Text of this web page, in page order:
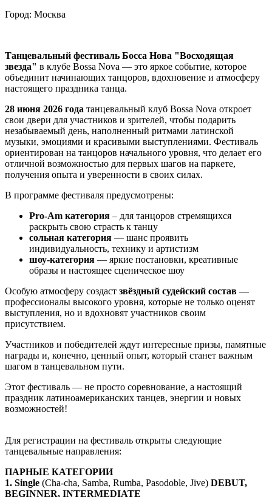
Город: Москва
Танцевальный фестиваль Босса Нова "Восходящая
звезда" в клубе Bossa Nova — это яркое событие, которое
объединит начинающих танцоров, вдохновение и атмосферу
настоящего праздника танца.
28 июня 2026 года танцевальный клуб Bossa Nova откроет
свои двери для участников и зрителей, чтобы подарить
незабываемый день, наполненный ритмами латинской
музыки, эмоциями и красивыми выступлениями. Фестиваль
ориентирован на танцоров начального уровня, что делает его
отличной возможностью для первых шагов на паркете,
получения опыта и уверенности в своих силах.
В программе фестиваля предусмотрены:
Pro-Am категория – для танцоров стремящихся
раскрыть свою страсть к танцу
сольная категория — шанс проявить
индивидуальность, технику и артистизм
шоу-категория — яркие постановки, креативные
образы и настоящее сценическое шоу
Особую атмосферу создаст звёздный судейский состав —
профессионалы высокого уровня, которые не только оценят
выступления, но и вдохновят участников своим
присутствием.
Участников и победителей ждут интересные призы, памятные
награды и, конечно, ценный опыт, который станет важным
шагом в танцевальном пути.
Этот фестиваль — не просто соревнование, а настоящий
праздник латиноамериканских танцев, энергии и новых
возможностей!
Для регистрации на фестиваль открыты следующие
танцевальные направления:
ПАРНЫЕ КАТЕГОРИИ
1. Single (Cha-cha, Samba, Rumba, Pasodoble, Jive) DEBUT,
BEGINNER, INTERMEDIATE